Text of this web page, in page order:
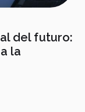
del futuro:
la